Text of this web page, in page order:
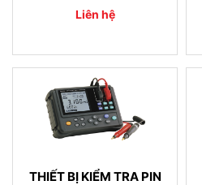
Liên hệ
THIẾT BỊ KIỂM TRA PIN